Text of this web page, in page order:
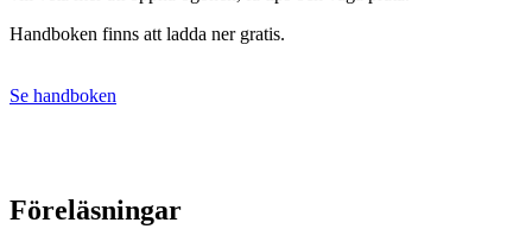
Handboken finns att ladda ner gratis.
Se handboken
Föreläsningar